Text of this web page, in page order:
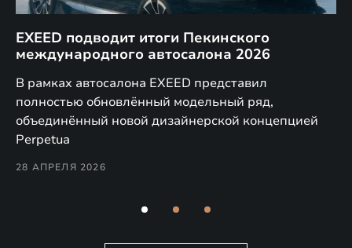
EXEED подводит итоги Пекинского
международного автосалона 2026
В рамках автосалона EXEED представил
полностью обновлённый модельный ряд,
объединённый новой дизайнерской концепцией
Perpetua
28 АПРЕЛЯ 2026